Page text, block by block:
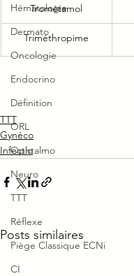
Hématologie
Dermato
Oncologie
Endocrino
Définition
ORL
Ophtalmo
Neuro
TTT
Réflexe
Piège Classique ECNi
CI
Trométamol
Triméthropime
TTT
Gynéco
Infectio
Posts similaires